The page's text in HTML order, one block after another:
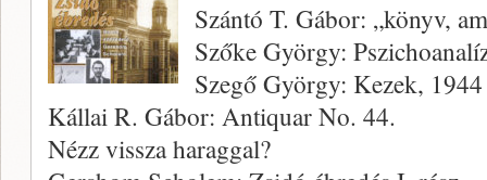
Szántó T. Gábor: „könyv,
Szőke György:
Szegő György: Kezek, 1944
Kállai R. Gábor: Antiquar No. 44.
Nézz vissza haraggal?